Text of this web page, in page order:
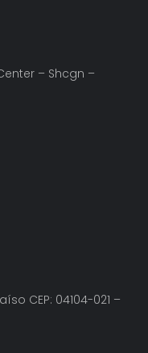
– Shcgn –
CEP: 04104-021 –